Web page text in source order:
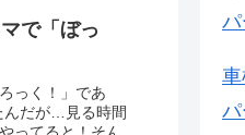
で「ぼっ
っく！」であ
んだが…見る時間
パ
パ